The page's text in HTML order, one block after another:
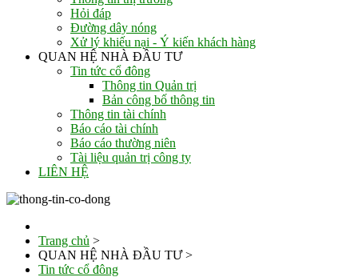
Hỏi đáp
Đường dây nóng
Xử lý khiếu nại - Ý kiến khách hàng
QUAN HỆ NHÀ ĐẦU TƯ
Tin tức cổ đông
Thông tin Quản trị
Bản công bố thông tin
Thông tin tài chính
Báo cáo tài chính
Báo cáo thường niên
Tài liệu quản trị công ty
LIÊN HỆ
Trang chủ >
QUAN HỆ NHÀ ĐẦU TƯ>
Tin tức cổ đông